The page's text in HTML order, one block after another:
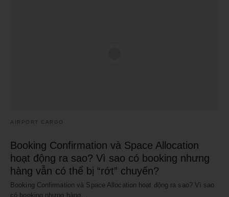
AIRPORT CARGO
Booking Confirmation và Space Allocation
hoạt động ra sao? Vì sao có booking nhưng
hàng vẫn có thể bị “rớt” chuyến?
Booking Confirmation và Space Allocation hoạt động ra sao? Vì sao
có booking nhưng hàng…